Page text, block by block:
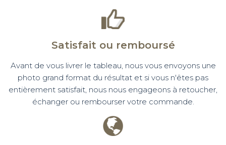
Satisfait ou remboursé
Avant de vous livrer le tableau, nous vous envoyons une
photo grand format du résultat et si vous n'êtes pas
entièrement satisfait, nous nous engageons à retoucher,
échanger ou rembourser votre commande.